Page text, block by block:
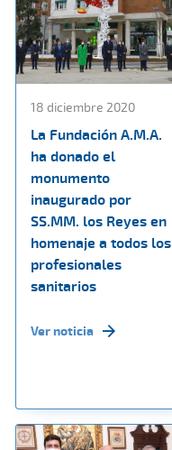
18 diciembre 2020
La Fundación A.M.A.
ha donado el
monumento
inaugurado por
SS.MM. los Reyes en
homenaje a todos los
profesionales
sanitarios
Ver noticia